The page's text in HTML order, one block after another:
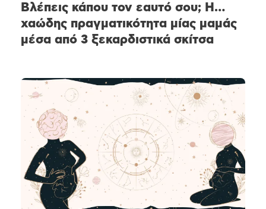
Βλέπεις κάπου τον εαυτό σου; Η…
χαώδης πραγματικότητα μίας μαμάς
μέσα από 3 ξεκαρδιστικά σκίτσα